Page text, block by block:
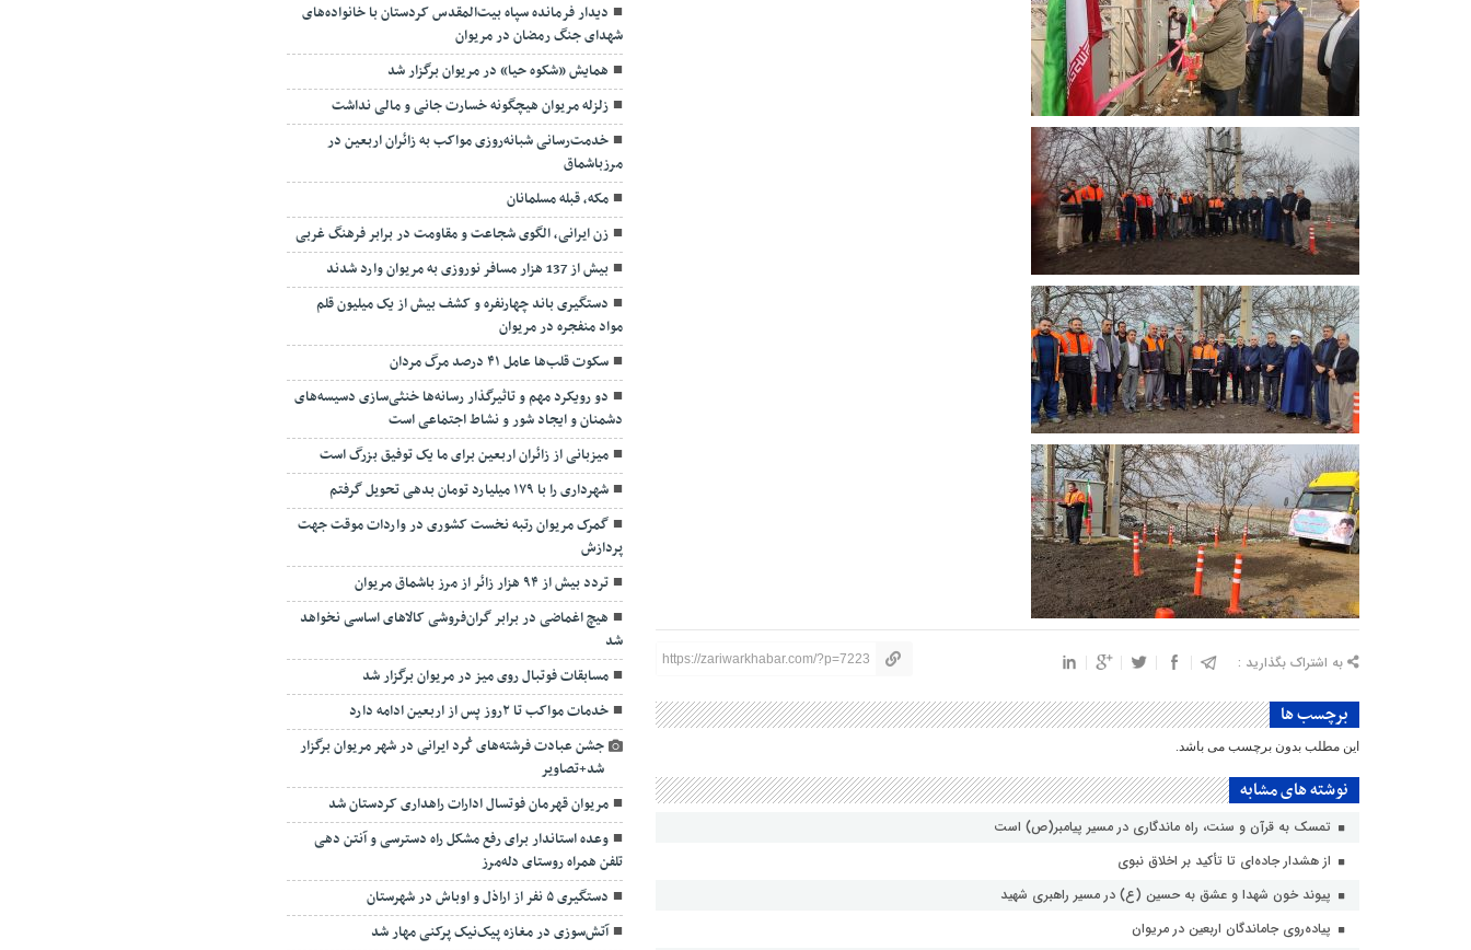
به اشتراک بگذارید : https://zariwarkhabar.com/?p=7223
برچسب ها
این مطلب بدون برچسب می باشد.
نوشته های مشابه
تمسک به قرآن و سنت، راه ماندگاری در مسیر پیامبر(ص) است
از هشدار جاده‌ای تا تأکید بر اخلاق نبوی
پیوند خون شهدا و عشق به حسین (ع) در مسیر راهبری شهید
پیاده‌روی جاماندگان اربعین در مریوان
دیدار فرمانده سپاه بیت‌المقدس کردستان با خانواده‌های
شهدای جنگ رمضان در مریوان
همایش «شکوه حیا» در مریوان برگزار شد
زلزله مریوان هیچگونه خسارت جانی و مالی نداشت
خدمت‌رسانی شبانه‌روزی مواکب به زائران اربعین در
مرزباشماق
مکه، قبله مسلمانان
زن ایرانی، الگوی شجاعت و مقاومت در برابر فرهنگ غربی
بیش از 137 هزار مسافر نوروزی به مریوان وارد شدند
دستگیری باند چهارنفره و کشف بیش از یک میلیون قلم
مواد منفجره در مریوان
سکوت قلب‌ها عامل ۴۱ درصد مرگ مردان
دو رویکرد مهم و تاثیرگذار رسانه‌ها خنثی‌سازی دسیسه‌های
دشمنان و ایجاد شور و نشاط اجتماعی است
میزبانی از زائران اربعین برای ما یک توفیق بزرگ است
شهرداری را با ۱۷۹ میلیارد تومان بدهی تحویل گرفتم
گمرک مریوان رتبه نخست کشوری در واردات موقت جهت
پردازش
تردد بیش از ۹۴ هزار زائر از مرز باشماق مریوان
هیچ اغماضی در برابر گران‌فروشی کالاهای اساسی نخواهد
شد
مسابقات فوتبال روی میز در مریوان برگزار شد
خدمات مواکب تا ۲روز پس از اربعین ادامه دارد
جشن عبادت فرشته‌های کُرد ایرانی در شهر مریوان برگزار
شد+تصاویر
مریوان قهرمان فوتسال ادارات راهداری کردستان شد
وعده استاندار برای رفع مشکل راه دسترسی و آنتن دهی
تلفن همراه روستای دله‌مرز
دستگیری ۵ نفر از اراذل و اوباش در شهرستان
آتش‌سوزی در مغازه پیک‌نیک پرکنی مهار شد